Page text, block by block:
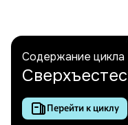
Содержание цикла
Перейти к циклу